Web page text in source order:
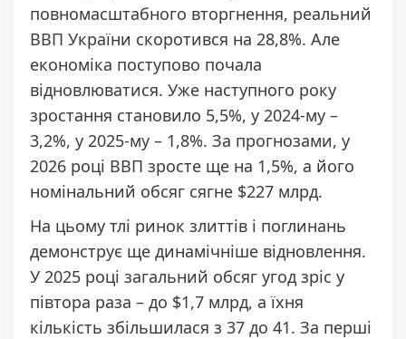
повномасштабного вторгнення, реальний
ВВП України скоротився на 28,8%. Але
економіка поступово почала
відновлюватися. Уже наступного року
зростання становило 5,5%, у 2024-му –
3,2%, у 2025-му – 1,8%. За прогнозами, у
2026 році ВВП зросте ще на 1,5%, а його
номінальний обсяг сягне $227 млрд.
На цьому тлі ринок злиттів і поглинань
демонструє ще динамічніше відновлення.
У 2025 році загальний обсяг угод зріс у
півтора раза – до $1,7 млрд, а їхня
кількість збільшилася з 37 до 41. За перші